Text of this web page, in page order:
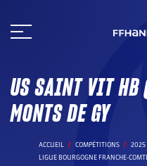
au
US SAINT VIT HB
MONTS DE GY
ACCUEIL COMPÉTITIONS 2025
LIGUE BOURGOGNE FRANCHE-